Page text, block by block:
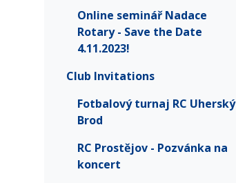
Online seminář Nadace
Rotary - Save the Date
4.11.2023!
Club Invitations
Fotbalový turnaj RC Uherský
Brod
RC Prostějov - Pozvánka na
koncert